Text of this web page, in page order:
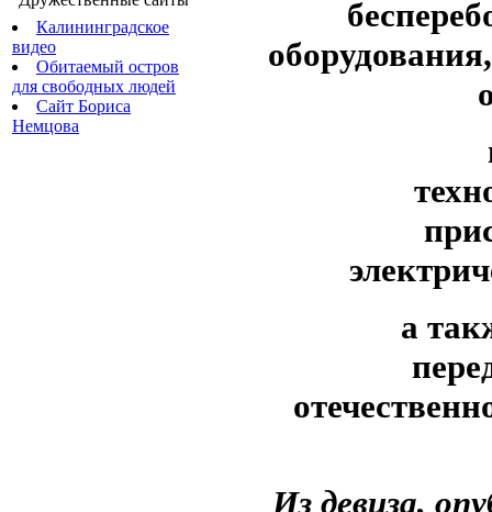
Калининградское
видео
Обитаемый остров
для свободных людей
Сайт Бориса
Немцова
а
Из девиза,